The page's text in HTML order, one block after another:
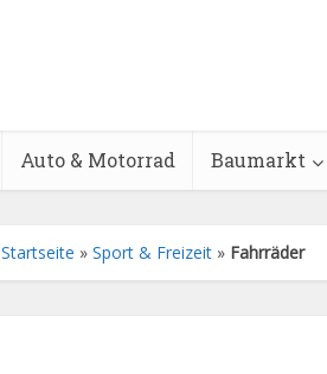
Auto & Motorrad Baumarkt
Startseite » Sport & Freizeit » Fahrräder